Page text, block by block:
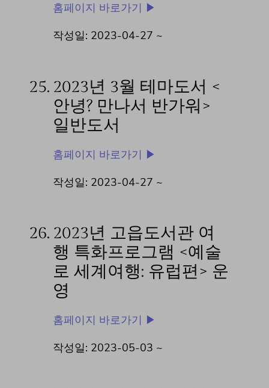
홈페이지 바로가기 ▶
작성일: 2023-04-27 ~
25. 2023년 3월 테마도서 <
안녕? 만나서 반가워>
일반도서
홈페이지 바로가기 ▶
작성일: 2023-04-27 ~
26. 2023년 고읍도서관 여
행 특화프로그램 <예술
로 세계여행: 유럽편> 운
영
홈페이지 바로가기 ▶
작성일: 2023-05-03 ~